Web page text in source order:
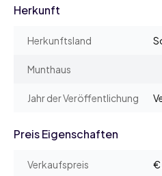
Herkunft
Herkunftsland
Munthaus
Jahr der Veröffentlichung
Preis Eigenschaften
Verkaufspreis €